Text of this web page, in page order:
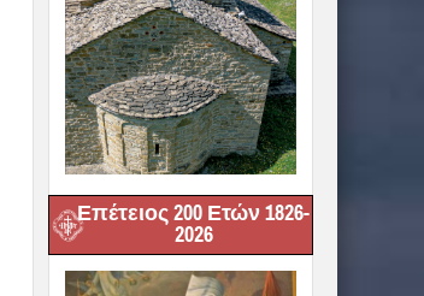
Επέτειος 200 Ετών 1826-
2026